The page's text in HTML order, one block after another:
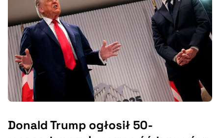
Donald Trump ogłosił 50-